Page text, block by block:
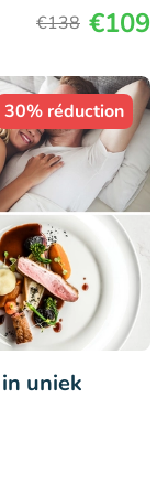
€138 €109
30% réduction
uniek